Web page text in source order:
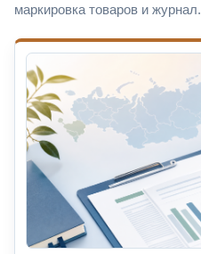
маркировка товаров и журнал.